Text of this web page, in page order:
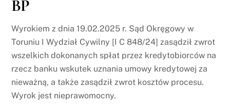
BP
Wyrokiem z dnia 19.02.2025 r. Sąd Okręgowy w
Toruniu I Wydział Cywilny [I C 848/24] zasądził zwrot
wszelkich dokonanych spłat przez kredytobiorców na
rzecz banku wskutek uznania umowy kredytowej za
nieważną, a także zasądził zwrot kosztów procesu.
Wyrok jest nieprawomocny.